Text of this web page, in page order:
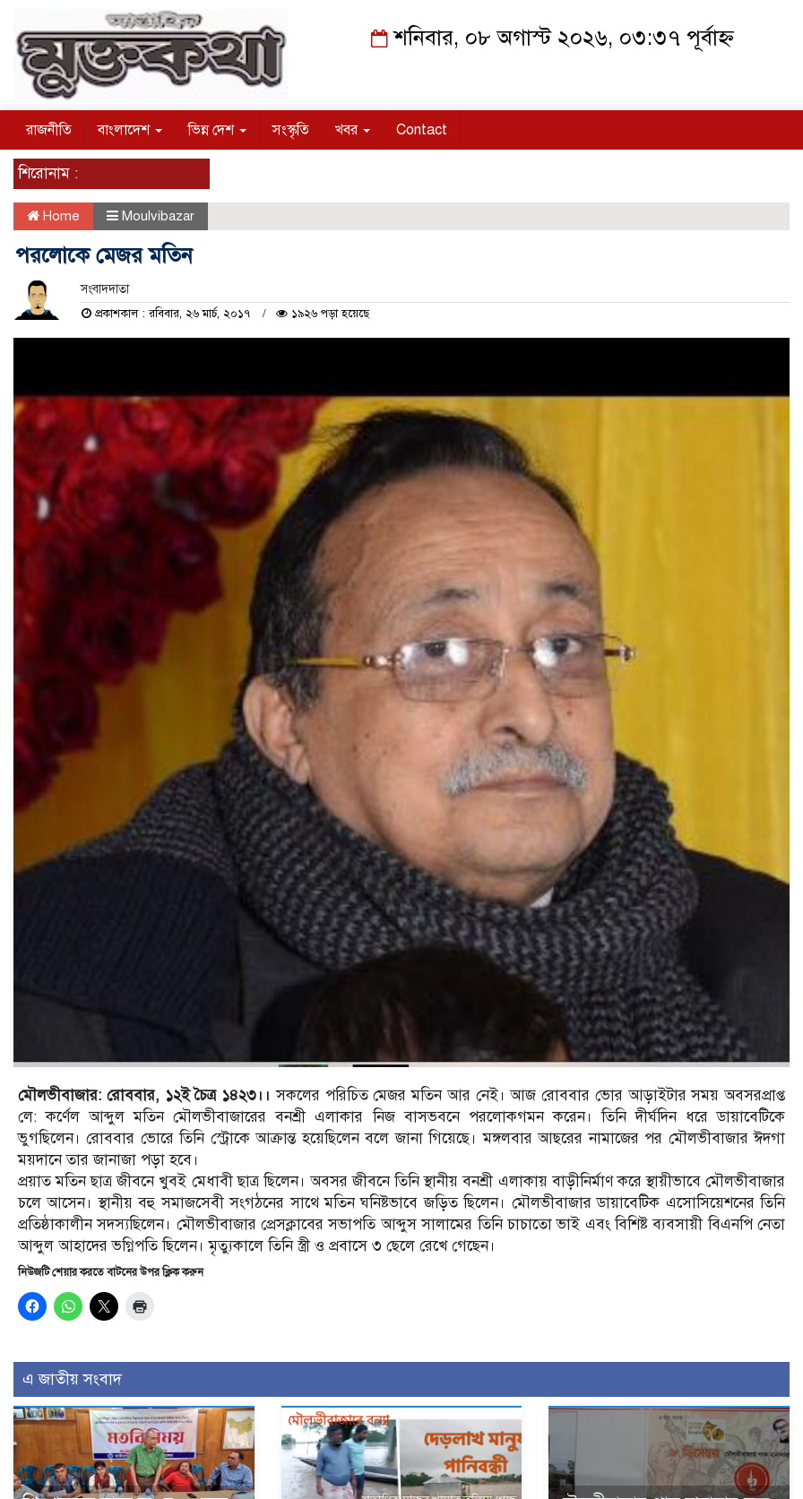
শনিবার, ০৮ অগাস্ট ২০২৬, ০৩:৩৭ পূর্বাহ্ন
রাজনীতি বাংলাদেশ ভিন্ন দেশ সংস্কৃতি খবর Contact
শিরোনাম :
Home Moulvibazar
পরলোকে মেজর মতিন
সংবাদদাতা
প্রকাশকাল : রবিবার, ২৬ মার্চ, ২০১৭ ১৯২৬ পড়া হয়েছে
মৌলভীবাজার: রোববার, ১২ই চৈত্র ১৪২৩।। সকলের পরিচিত মেজর মতিন আর নেই। আজ রোববার ভোর আড়াইটার সময় অবসরপ্রাপ্ত
লে: কর্ণেল আব্দুল মতিন মৌলভীবাজারের বনশ্রী এলাকার নিজ বাসভবনে পরলোকগমন করেন। তিনি দীর্ঘদিন ধরে ডায়াবেটিকে
ভুগছিলেন। রোববার ভোরে তিনি স্ট্রোকে আক্রান্ত হয়েছিলেন বলে জানা গিয়েছে। মঙ্গলবার আছরের নামাজের পর মৌলভীবাজার ঈদগা
ময়দানে তার জানাজা পড়া হবে।
প্রয়াত মতিন ছাত্র জীবনে খুবই মেধাবী ছাত্র ছিলেন। অবসর জীবনে তিনি স্থানীয় বনশ্রী এলাকায় বাড়ীনির্মাণ করে স্থায়ীভাবে মৌলভীবাজার
চলে আসেন। স্থানীয় বহু সমাজসেবী সংগঠনের সাথে মতিন ঘনিষ্টভাবে জড়িত ছিলেন। মৌলভীবাজার ডায়াবেটিক এসোসিয়েশনের তিনি
প্রতিষ্ঠাকালীন সদস্যছিলেন। মৌলভীবাজার প্রেসক্লাবের সভাপতি আব্দুস সালামের তিনি চাচাতো ভাই এবং বিশিষ্ট ব্যবসায়ী বিএনপি নেতা
আব্দুল আহাদের ভগ্নিপতি ছিলেন। মৃত্যুকালে তিনি স্ত্রী ও প্রবাসে ৩ ছেলে রেখে গেছেন।
নিউজটি শেয়ার করতে বাটনের উপর ক্লিক করুন
এ জাতীয় সংবাদ